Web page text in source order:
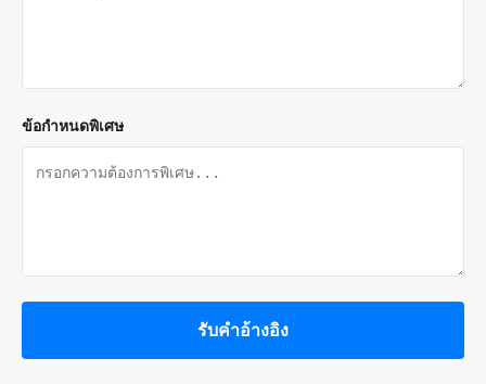
ข้อกำหนดพิเศษ
รับคําอ้างอิง